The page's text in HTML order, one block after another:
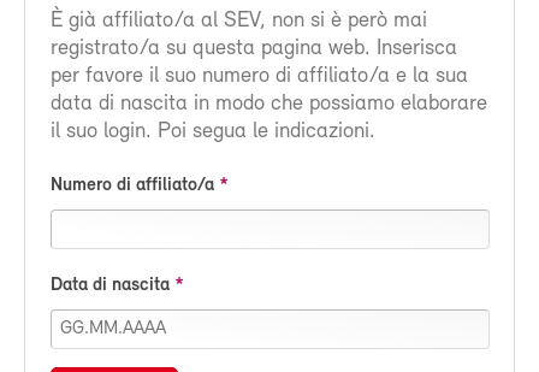
È già affiliato/a al SEV, non si è però mai
registrato/a su questa pagina web. Inserisca
per favore il suo numero di affiliato/a e la sua
data di nascita in modo che possiamo elaborare
il suo login. Poi segua le indicazioni.
Numero di affiliato/a
Data di nascita